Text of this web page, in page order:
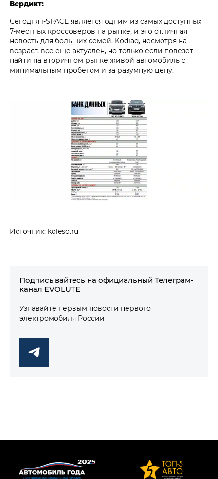
Вердикт:
Сегодня i‑SPACE является одним из самых доступных
7‑местных кроссоверов на рынке, и это отличная
новость для больших семей. Kodiaq, несмотря на
возраст, все еще актуален, но только если повезет
найти на вторичном рынке живой автомобиль с
минимальным пробегом и за разумную цену.
Источник: koleso.ru
Подписывайтесь на официальный Телеграм-
канал EVOLUTE
Узнавайте первым новости первого
электромобиля России